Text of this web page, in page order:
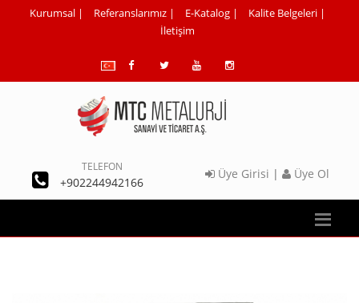
Kurumsal | Referanslarımız | E-Katalog | Kalite Belgeleri |
İletişim
TELEFON
+902244942166
Üye Girisi | Üye Ol